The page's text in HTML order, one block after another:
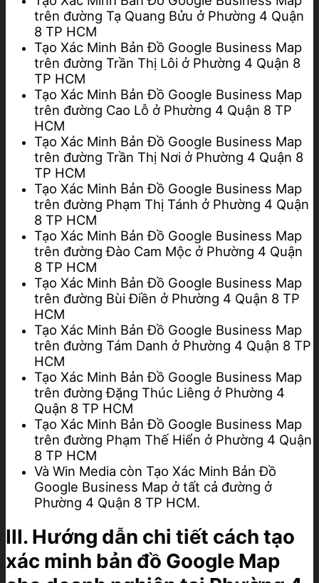
trên đường Tạ Quang Bửu ở Phường 4 Quận
8 TP HCM
Tạo Xác Minh Bản Đồ Google Business Map
trên đường Trần Thị Lôi ở Phường 4 Quận 8
TP HCM
Tạo Xác Minh Bản Đồ Google Business Map
trên đường Cao Lỗ ở Phường 4 Quận 8 TP
HCM
Tạo Xác Minh Bản Đồ Google Business Map
trên đường Trần Thị Nơi ở Phường 4 Quận 8
TP HCM
Tạo Xác Minh Bản Đồ Google Business Map
trên đường Phạm Thị Tánh ở Phường 4 Quận
8 TP HCM
Tạo Xác Minh Bản Đồ Google Business Map
trên đường Đào Cam Mộc ở Phường 4 Quận
8 TP HCM
Tạo Xác Minh Bản Đồ Google Business Map
trên đường Bùi Điền ở Phường 4 Quận 8 TP
HCM
Tạo Xác Minh Bản Đồ Google Business Map
trên đường Tám Danh ở Phường 4 Quận 8 TP
HCM
Tạo Xác Minh Bản Đồ Google Business Map
trên đường Đặng Thúc Liêng ở Phường 4
Quận 8 TP HCM
Tạo Xác Minh Bản Đồ Google Business Map
trên đường Phạm Thế Hiển ở Phường 4 Quận
8 TP HCM
Và Win Media còn Tạo Xác Minh Bản Đồ
Google Business Map ở tất cả đường ở
Phường 4 Quận 8 TP HCM.
III. Hướng dẫn chi tiết cách tạo
xác minh bản đồ Google Map